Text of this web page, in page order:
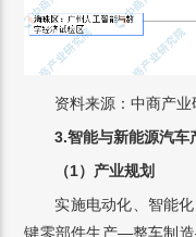
资料来源：中商产业
3.智能与新能源汽车
（1）产业规划
实施电动化、智能
键零部件生产—整车制